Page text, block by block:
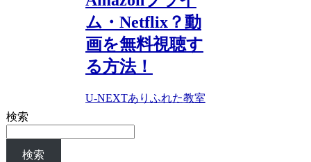
ム・Netflix？動
画を無料視聴す
る方法！
U-NEXTありふれた教室
検索
検索